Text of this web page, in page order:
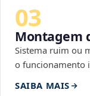
03
Montagem
Sistema ruim ou
o funcionamento
SAIBA MAIS